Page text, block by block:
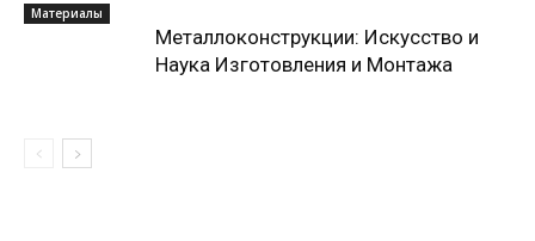
Материалы
Металлоконструкции: Искусство и
Наука Изготовления и Монтажа